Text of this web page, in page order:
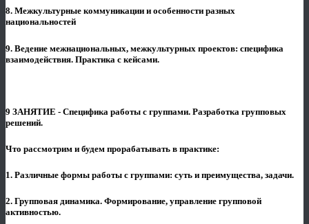
8. Межкультурные коммуникации и особенности разных
национальностей
9. Ведение межнациональных, межкультурных проектов: специфика
взаимодействия. Практика с кейсами.
9 ЗАНЯТИЕ - Специфика работы с группами. Разработка групповых
решений.
Что рассмотрим и будем прорабатывать в практике:
1. Различные формы работы с группами: суть и преимущества, задачи.
2. Групповая динамика. Формирование, управление групповой
активностью.